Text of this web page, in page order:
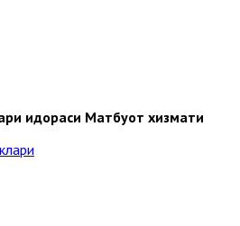
идораси Матбуот хизмати